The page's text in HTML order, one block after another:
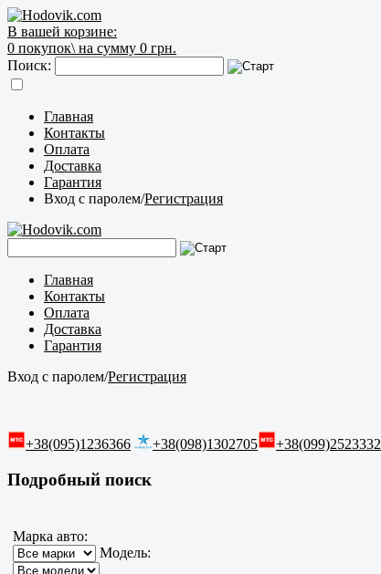
В вашей корзине:
0 покупок\ на сумму 0 грн.
Поиск:
Главная
Контакты
Оплата
Доставка
Гарантия
Вход с паролем/Регистрация
Главная
Контакты
Оплата
Доставка
Гарантия
Вход с паролем/Регистрация
+38(095)1236366 +38(098)1302705 +38(099)2523332
Подробный поиск
Марка авто:
Модель: